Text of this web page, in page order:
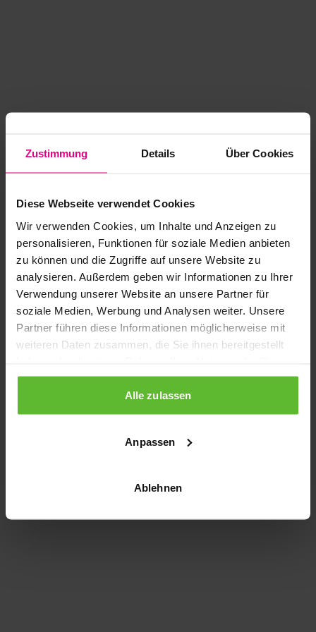
Zustimmung Details Über Cookies
Diese Webseite verwendet Cookies
Wir verwenden Cookies, um Inhalte und Anzeigen zu
personalisieren, Funktionen für soziale Medien anbieten
zu können und die Zugriffe auf unsere Website zu
analysieren. Außerdem geben wir Informationen zu Ihrer
Verwendung unserer Website an unsere Partner für
soziale Medien, Werbung und Analysen weiter. Unsere
Partner führen diese Informationen möglicherweise mit
weiteren Daten zusammen, die Sie ihnen bereitgestellt
gesammelt haben.
Alle zulassen
Anpassen
Ablehnen
Application error: a client-side exception has occurred
loading www.kurzwego.de (see the browser console for more
information).